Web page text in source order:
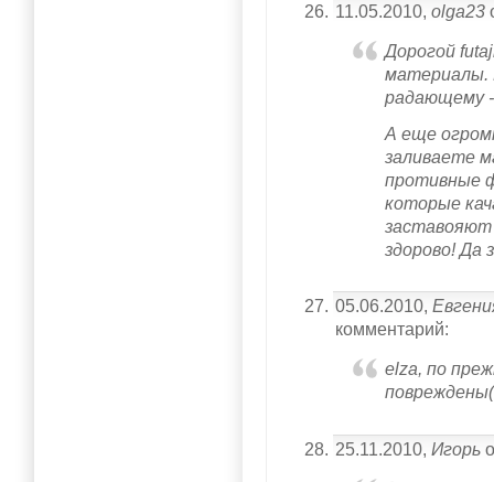
11.05.2010,olga23
Дорогой
материалы.
радающему
А еще
заливаете
противные
которые
здорово! Да
05.06.2010,
комментарий:
elza, по
25.11.2010,Игорь